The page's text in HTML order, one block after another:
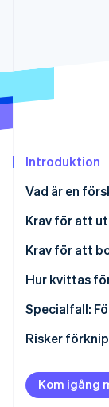
Introduktion
Vad är en
Krav för att
Krav för att
Betala ett
Ta emot ett
Hur kvittas
Kvittning av
Beräkna
Specialfall:
Risker
Tilldela
Bokföra
Kom igång